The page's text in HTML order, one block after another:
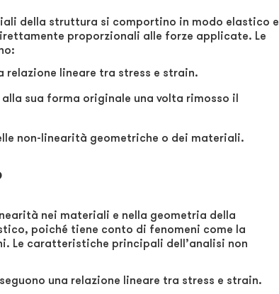
della struttura si comportino in modo elastico e
proporzionali alle forze applicate. Le
relazione lineare tra stress e strain.
sua forma originale una volta rimosso il
non-linearità geometriche o dei materiali.
nei materiali e nella geometria della
poiché tiene conto di fenomeni come la
Le caratteristiche principali dell’analisi non
una relazione lineare tra stress e strain.